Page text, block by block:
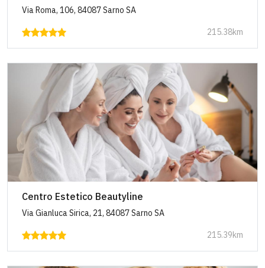
Via Roma, 106, 84087 Sarno SA
215.38km
Centro Estetico Beautyline
Via Gianluca Sirica, 21, 84087 Sarno SA
215.39km